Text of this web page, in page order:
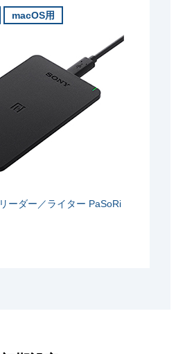
macOS用
ーダー／ライター PaSoRi